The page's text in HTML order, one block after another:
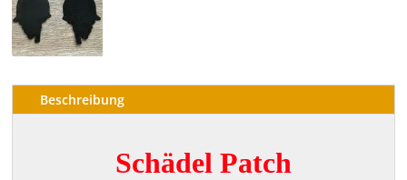
Beschreibung
Schädel Patch